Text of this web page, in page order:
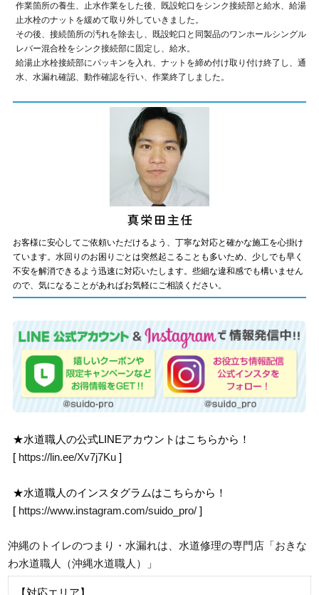
作業箇所の養生、止水作業をした後、既設蛇口をシンク接続部と給水、給湯
止水栓のナットを緩めて取り外していきました。
その後、接続箇所の汚れを除去し、既設蛇口と同製品のワンホールシングル
レバー混合栓をシンク接続部に固定し、給水。
給湯止水栓接続部にパッキンを入れ、ナットを締め付け取り付け終了し、通
水、水漏れ確認、動作確認を行い、作業終了しました。
お客様に安心してご依頼いただけるよう、丁寧な対応と確かな施工を心掛け
ています。水回りのお困りごとは突然起こることも多いため、少しでも早く
不安を解消できるよう迅速に対応いたします。些細な違和感でも構いません
ので、気になることがあればお気軽にご相談ください。
★水道職人の公式LINEアカウントはこちらから！
[ https://lin.ee/Xv7j7Ku ]
★水道職人のインスタグラムはこちらから！
[ https://www.instagram.com/suido_pro/ ]
沖縄のトイレのつまり・水漏れは、水道修理の専門店「おきな
わ水道職人（沖縄水道職人）」
【対応エリア】